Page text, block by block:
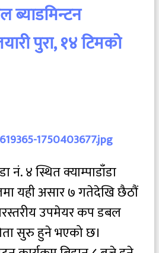
पुरा, १४ टिमको
नं. ४ स्थित क्याम्पाडाँडा
यही असार ७ गतेदेखि छैठौं
उपमेयर कप डबल
सुरु हुने भएको छ।